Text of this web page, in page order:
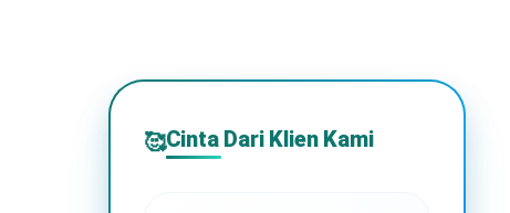
🥰Cinta Dari Klien Kami